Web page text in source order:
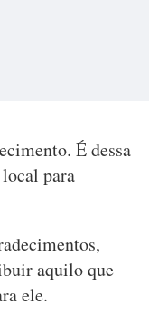
É dessa
para
aquilo que
ele.